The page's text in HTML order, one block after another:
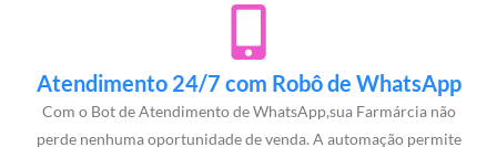
Atendimento 24/7 com Robô de WhatsApp
Com o Bot de Atendimento de WhatsApp,sua Farmárcia não
perde nenhuma oportunidade de venda. A automação permite